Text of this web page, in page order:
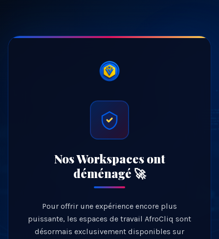
Nos Workspaces ont
déménagé 🚀
Pour offrir une expérience encore plus
puissante, les espaces de travail AfroCliq sont
désormais exclusivement disponibles sur